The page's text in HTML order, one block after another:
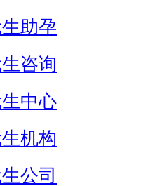
助孕
咨询
中心
机构
公司